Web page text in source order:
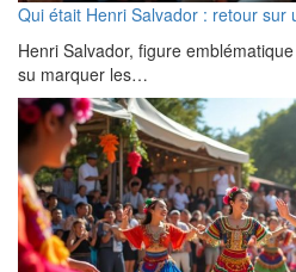
Qui était Henri Salvador : retour sur
Henri Salvador, figure
su marquer les…